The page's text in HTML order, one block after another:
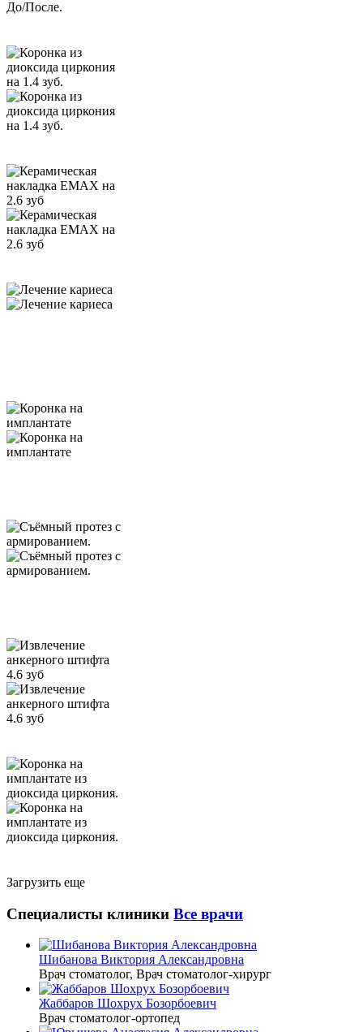
Загрузить еще
Специалисты клиники Все врачи
Шибанова Виктория Александровна
Врач стоматолог, Врач стоматолог-хирург
Жаббаров Шохрух Бозорбоевич
Врач стоматолог-ортопед